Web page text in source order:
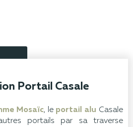
Portail Casale
Mosaïc, le portail alu Casale
portails par sa traverse